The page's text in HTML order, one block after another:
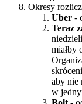
Okresy
Uber -
Teraz
miałby
aby nie
w